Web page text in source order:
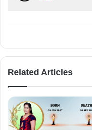
Related Articles